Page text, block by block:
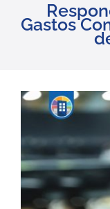
Blog
Prensa
Contáctanos
Gastos
View
Larger
Image